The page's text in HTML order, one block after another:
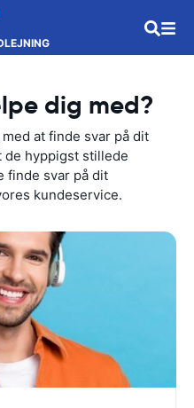
dig med?
at finde svar på dit
de hyppigst stillede
finde svar på dit
kundeservice.